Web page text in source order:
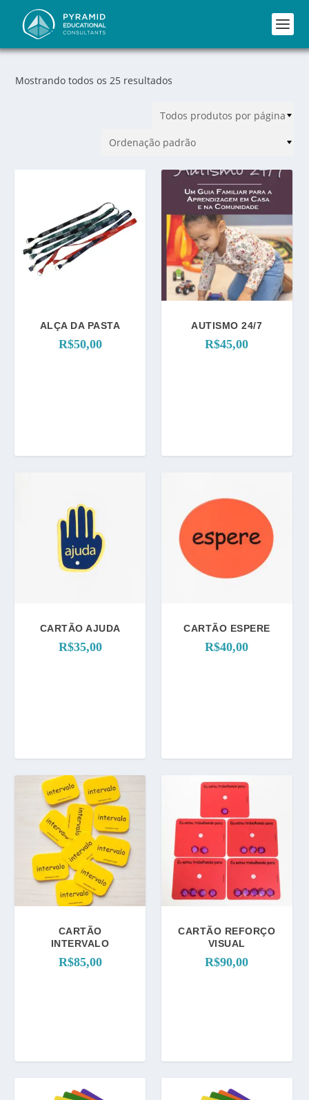
Mostrando todos os 25 resultados
ALÇA DA PASTA
R$50,00
AUTISMO 24/7
R$45,00
CARTÃO AJUDA
R$35,00
CARTÃO ESPERE
R$40,00
CARTÃO
INTERVALO
R$85,00
CARTÃO REFORÇO
VISUAL
R$90,00